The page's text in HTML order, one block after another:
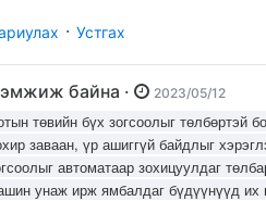
· Устгах
Дэмжиж байна · 2023/05/12
төвийн бүх зогсоолыг төлбөртэй
заваан, үр ашиггүй байдлыг
автоматаар зохицуулдаг
унаж ирж ямбалдаг бүдүүнүүд их